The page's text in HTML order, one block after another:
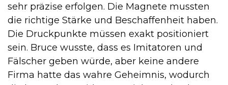
sehr präzise erfolgen. Die Magnete mussten
die richtige Stärke und Beschaffenheit haben.
Die Druckpunkte müssen exakt positioniert
sein. Bruce wusste, dass es Imitatoren und
Fälscher geben würde, aber keine andere
Firma hatte das wahre Geheimnis, wodurch